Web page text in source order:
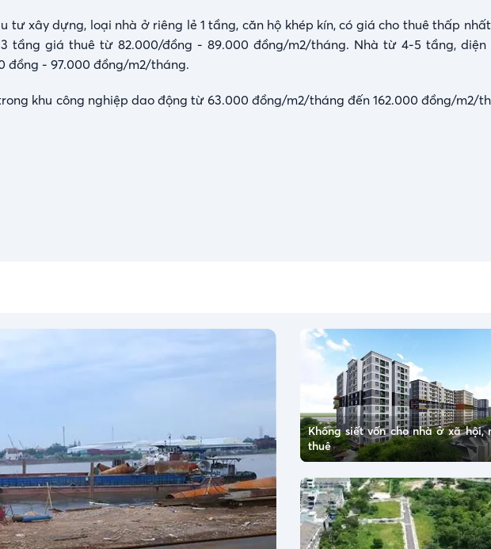
xây dựng, loại nhà ở riêng lẻ 1 tầng, căn hộ khép kín, có giá cho thuê thấp
tầng giá thuê từ 82.000/đồng - 89.000 đồng/m2/tháng. Nhà từ 4-5 tầng, diện
đồng - 97.000 đồng/m2/tháng.
khu công nghiệp dao động từ 63.000 đồng/m2/tháng đến 162.000 đồng/m2/
Không siết vốn cho nhà ở xã hội,
thuê